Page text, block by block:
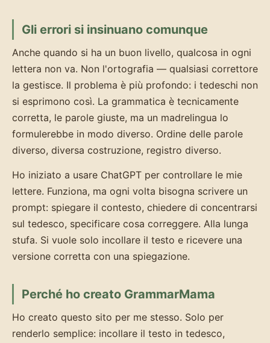
Gli errori si insinuano comunque
Anche quando si ha un buon livello, qualcosa in ogni
lettera non va. Non l'ortografia — qualsiasi correttore
la gestisce. Il problema è più profondo: i tedeschi non
si esprimono così. La grammatica è tecnicamente
corretta, le parole giuste, ma un madrelingua lo
formulerebbe in modo diverso. Ordine delle parole
diverso, diversa costruzione, registro diverso.
Ho iniziato a usare ChatGPT per controllare le mie
lettere. Funziona, ma ogni volta bisogna scrivere un
prompt: spiegare il contesto, chiedere di concentrarsi
sul tedesco, specificare cosa correggere. Alla lunga
stufa. Si vuole solo incollare il testo e ricevere una
versione corretta con una spiegazione.
Perché ho creato GrammarMama
Ho creato questo sito per me stesso. Solo per
renderlo semplice: incollare il testo in tedesco,